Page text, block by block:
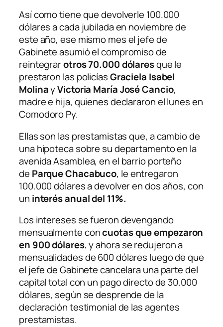
Así como tiene que devolverle 100.000
dólares a cada jubilada en noviembre de
este año, ese mismo mes el jefe de
Gabinete asumió el compromiso de
reintegrarotros 70.000 dólaresque le
prestaron las policíasGraciela Isabel
MolinayVictoria María José Cancio,
madre e hija, quienes declararon el lunes en
Comodoro Py.
Ellas son las prestamistas que, a cambio de
una hipoteca sobre su departamento en la
avenida Asamblea, en el barrio porteño
de Parque Chacabuco, le entregaron
100.000 dólares a devolver en dos años, con
un interés anual del 11%.
Los intereses se fueron devengando
mensualmente concuotas que empezaron
en 900 dólares, y ahora se redujeron a
mensualidades de 600 dólares luego de que
el jefe de Gabinete cancelara una parte del
capital total con un pago directo de 30.000
dólares, según se desprende de la
declaración testimonial de las agentes
prestamistas.